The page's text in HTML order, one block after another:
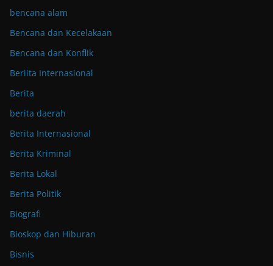
bencana alam
Bencana dan Kecelakaan
Bencana dan Konflik
Beriita Internasional
Berita
berita daerah
Berita Internasional
Berita Kriminal
Berita Lokal
Berita Politik
Biografi
Bioskop dan Hiburan
Bisnis